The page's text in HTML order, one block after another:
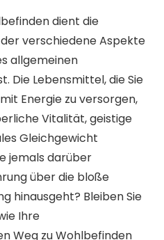
dient die
verschiedene Aspekte
allgemeinen
Die Lebensmittel, die Sie
Energie zu versorgen,
Vitalität, geistige
Gleichgewicht
jemals darüber
über die bloße
hinausgeht? Bleiben Sie
Ihre
Weg zu Wohlbefinden